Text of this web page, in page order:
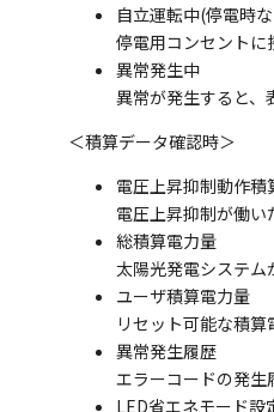
自立運転中(停電時
停電用コンセントに
異常発生中
異常が発生すると、
＜積算データ確認時＞
電圧上昇抑制動作積
電圧上昇抑制が働い
総積算電力量
太陽光発電システム
ユーザ積算電力量
リセット可能な積
異常発生履歴
エラーコードの発生
LED省エネモード